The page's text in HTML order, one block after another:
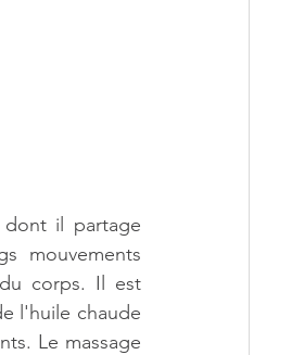
dont il partage
mouvements
corps. Il est
l'huile chaude
Le massage